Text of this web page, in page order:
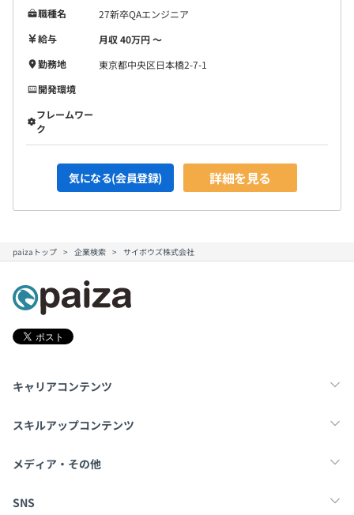
職種名
27新卒QAエンジニア
給与
月収 40万円 〜
勤務地
東京都中央区日本橋2-7-1
開発環境
フレームワー
ク
気になる(会員登録) 詳細を見る
paizaトップ 企業検索 サイボウズ株式会社
キャリアコンテンツ
転職・キャリア
スキルアップコンテンツ
学習
メディア・その他
Tech Team Journal
SNS